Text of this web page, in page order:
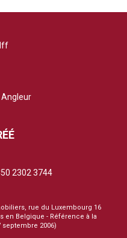
Angleur
2302 3744
rue du Luxembourg 16
en Belgique - Référence à la
septembre 2006)